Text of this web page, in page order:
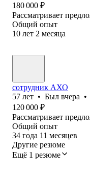
180 000 ₽
Рассматривает
Общий опыт
10 лет 2 месяца
сотрудник АХО
57 лет • Был вчера •
120 000 ₽
Рассматривает
Общий опыт
34 года 11 месяцев
Другие резюме
Ещё 1 резюме